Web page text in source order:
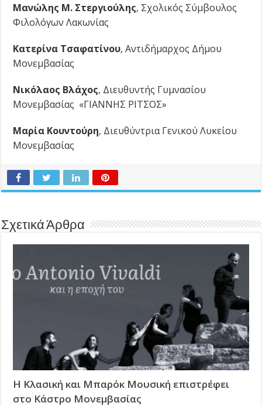
Μανώλης Μ. Στεργιούλης, Σχολικός Σύμβουλος
Φιλολόγων Λακωνίας
Κατερίνα Τσαφατίνου, Αντιδήμαρχος Δήμου
Μονεμβασίας
Νικόλαος Βλάχος, Διευθυντής Γυμνασίου
Μονεμβασίας «ΓΙΑΝΝΗΣ ΡΙΤΣΟΣ»
Μαρία Κουντούρη, Διευθύντρια Γενικού Λυκείου
Μονεμβασίας
Σχετικά Άρθρα
Η Κλασική και Μπαρόκ Μουσική επιστρέφει
στο Κάστρο Μονεμβασίας